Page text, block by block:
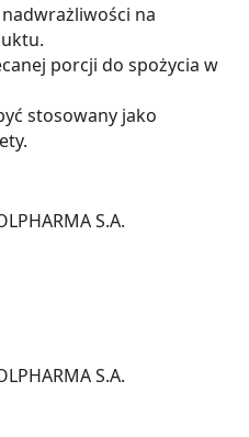
na
porcji do spożycia w
stosowany jako
S.A.
S.A.